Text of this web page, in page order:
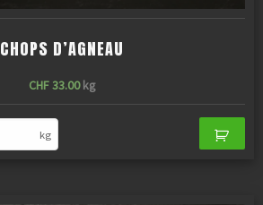
CHOPS D’AGNEAU
CHF33.00 kg
kg